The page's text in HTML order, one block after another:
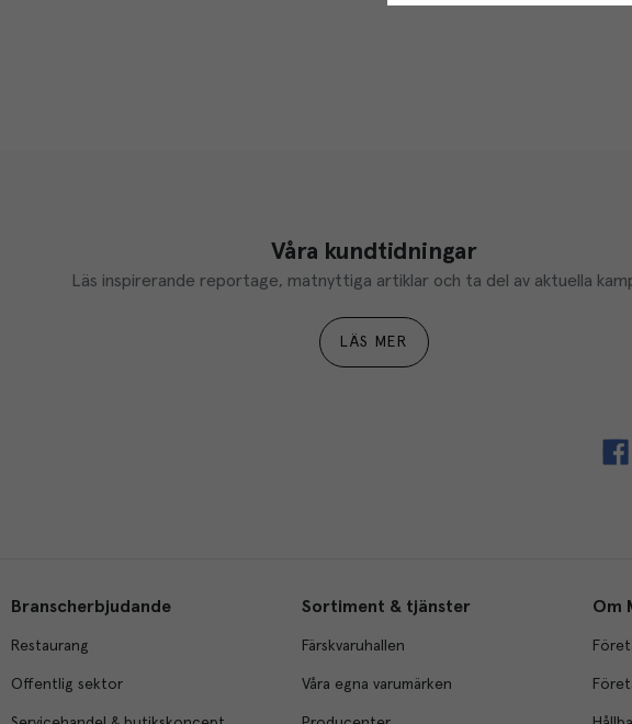
Våra kundtidningar
Läs inspirerande reportage, matnyttiga artiklar och ta del av aktuella
LÄS MER
Branscherbjudande
Restaurang
Offentlig sektor
Sortiment & tjänster
Färskvaruhallen
Våra egna varumärken
Om